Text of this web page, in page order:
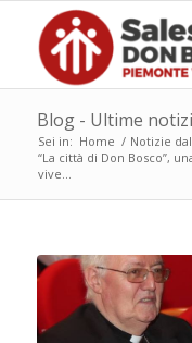
Blog - Ultime
Sei in: Home / Notizie
“La città di Don Bosco”,
vive...